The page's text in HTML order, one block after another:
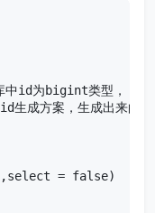
id为bigint类型，
生成方案，生成出来的
= false)